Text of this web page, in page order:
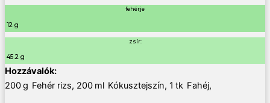
fehérje
12 g
zsír:
45.2 g
200g Fehér rizs, 200 ml Kókusztejszín, 1 tk Fahéj,